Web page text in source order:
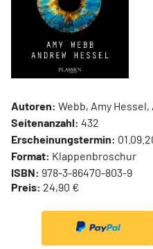
Autoren: Webb, Amy
Seitenanzahl: 432
Erscheinungstermin:
Format: Klappenbroschur
ISBN: 978-3-86470-803-9
Preis: 24,90 €